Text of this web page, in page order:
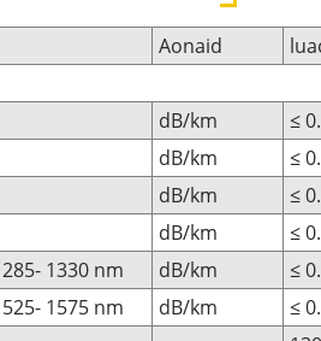
Aonaid
dB/km
≤
dB/km
≤
dB/km
≤
dB/km ≤
1330 nm dB/km
≤
1575 nm
dB/km
≤